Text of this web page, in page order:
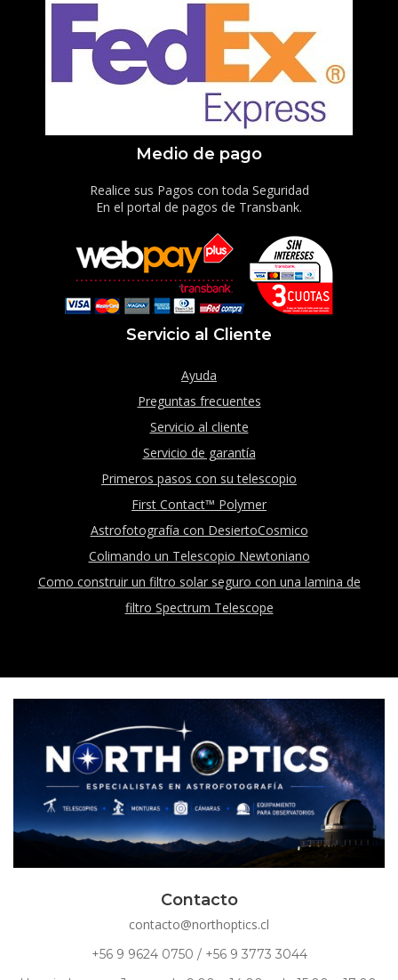
Medio de pago
Realice sus Pagos con toda Seguridad
En el portal de pagos de Transbank.
Servicio al Cliente
Ayuda
Preguntas frecuentes
Servicio al cliente
Servicio de garantía
Primeros pasos con su telescopio
First Contact™ Polymer
Astrofotografía con DesiertoCosmico
Colimando un Telescopio Newtoniano
Como construir un filtro solar seguro con una lamina de
filtro Spectrum Telescope
Contacto
contacto@northoptics.cl
+56 9 9624 0750 / +56 9 3773 3044